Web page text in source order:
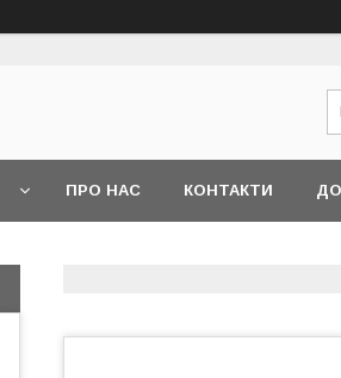
ПРО НАС КОНТАКТИ